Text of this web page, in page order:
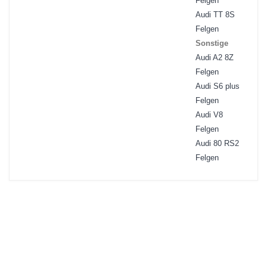
Audi TT 8S
Felgen
Sonstige
Audi A2 8Z
Felgen
Audi S6 plus
Felgen
Audi V8
Felgen
Audi 80 RS2
Felgen